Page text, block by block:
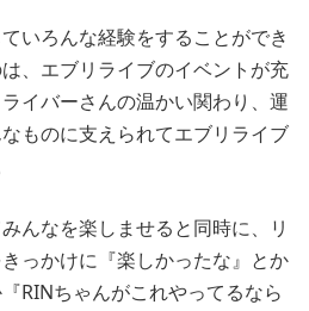
いろんな経験をすることができ
、エブリライブのイベントが充
イバーさんの温かい関わり、運
ものに支えられてエブリライブ
んなを楽しませると同時に、リ
っかけに『楽しかったな』とか
RINちゃんがこれやってるなら